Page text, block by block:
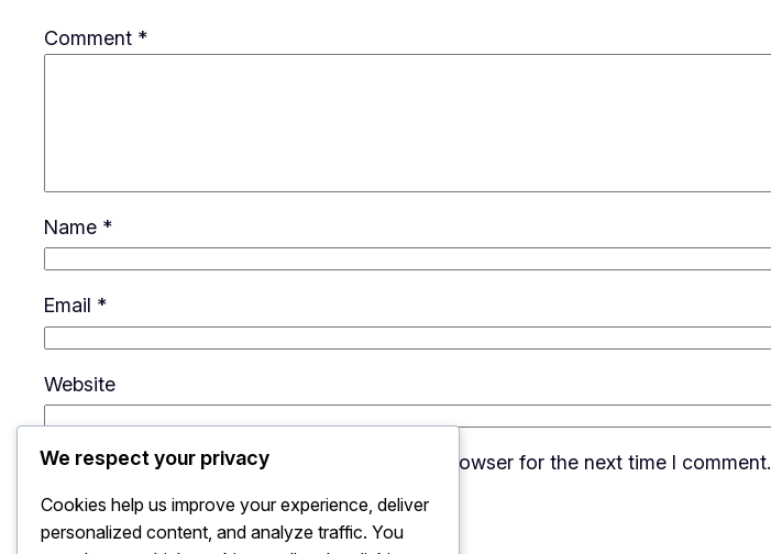
Comment *
Name *
Email *
Website
Save my name, email, and website in this browser for the next time I comment.
We respect your privacy
Cookies help us improve your experience, deliver
personalized content, and analyze traffic. You